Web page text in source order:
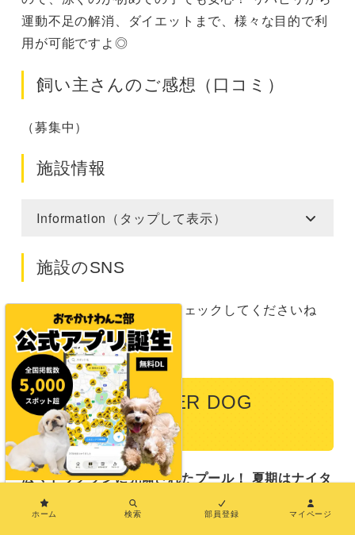
運動不足の解消、ダイエットまで、様々な目的で利
用が可能ですよ◎
飼い主さんのご感想（口コミ）
（募集中）
施設情報
Information（タップして表示）
施設のSNS
最新情報は施設のSNSをチェックしてくださいね
Instagram
Facebook
Twitter
【千葉】RAMBER DOG
FIELD（野田市）
広々ドッグランに完備されたプール！ 夏期はナイタ
ー利用もOK
ホーム 検索 部員登録 マイページ